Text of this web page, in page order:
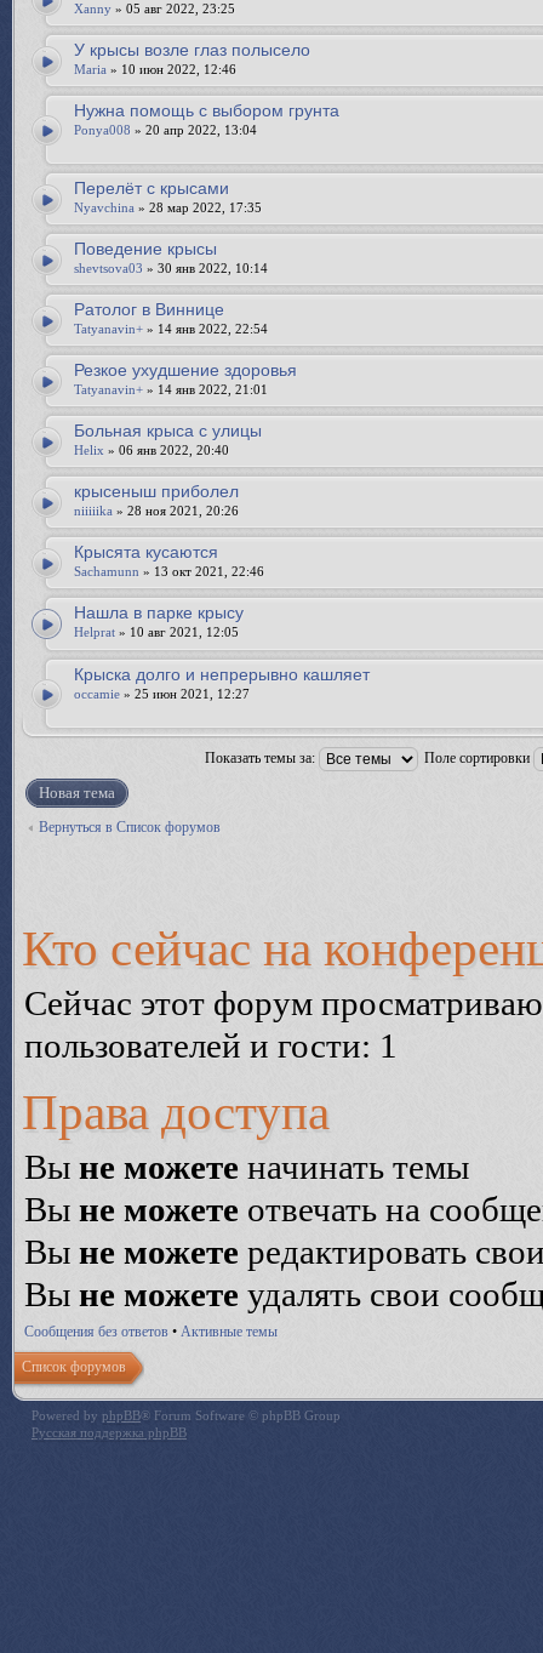
Xanny » 05 авг 2022, 23:25
У крысы возле глаз полысело
Maria » 10 июн 2022, 12:46
Нужна помощь с выбором грунта
Ponya008 » 20 апр 2022, 13:04
Перелёт с крысами
Nyavchina » 28 мар 2022, 17:35
Поведение крысы
shevtsova03 » 30 янв 2022, 10:14
Ратолог в Виннице
Tatyanavin+ » 14 янв 2022, 22:54
Резкое ухудшение здоровья
Tatyanavin+ » 14 янв 2022, 21:01
Больная крыса с улицы
Helix » 06 янв 2022, 20:40
крысеныш приболел
niiiiika » 28 ноя 2021, 20:26
Крысята кусаются
Sachamunn » 13 окт 2021, 22:46
Нашла в парке крысу
Helprat » 10 авг 2021, 12:05
Крыска долго и непрерывно кашляет
occamie » 25 июн 2021, 12:27
Показать темы за: Поле сортировки
Новая тема
Вернуться в Список форумов
Кто сейчас на
Сейчас этот форум
пользователей и гости: 1
Права доступа
Вы не можете начинать темы
Вы не можете отвечать на
Вы не можете редактировать
Вы не можете удалять свои
Сообщения без ответов • Активные темы
Список форумов
Powered by phpBB® Forum Software © phpBB Group
Русская поддержка phpBB